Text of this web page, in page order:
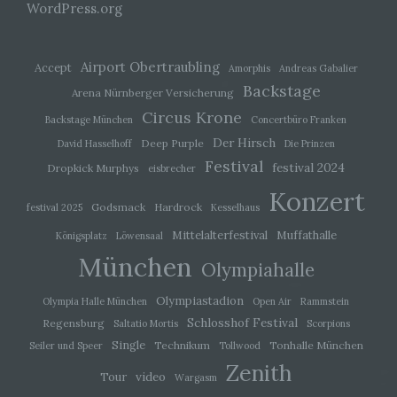
WordPress.org
Accept Airport Obertraubling Amorphis Andreas Gabalier
Arena Nürnberger Versicherung Backstage
Backstage München Circus Krone
Concertbüro Franken
David Hasselhoff
Deep Purple Der Hirsch Die Prinzen
Dropkick Murphys eisbrecher Festival festival 2024
festival 2025 Godsmack Hardrock Kesselhaus Konzert
Königsplatz Löwensaal Mittelalterfestival Muffathalle
München Olympiahalle
Olympia Halle München Olympiastadion Open Air Rammstein
Regensburg Saltatio Mortis Schlosshof Festival
Scorpions
Seiler und Speer
Single Technikum Tollwood Tonhalle München
Tour video Wargasm Zenith
zugeordnet werden können, sofern diese
zusätzlichen Informationen gesondert aufbewahrt
die personenbezogenen Daten nicht einer
identifizierten oder identifizierbaren natürlichen
Person zugewiesen werden.
g) Verantwortlicher oder für die
Verarbeitung Verantwortlicher
Verantwortlicher oder für die Verarbeitung
Person, Behörde, Einrichtung oder andere Stelle,
die allein oder gemeinsam mit anderen über die
Zwecke und Mittel der Verarbeitung von
personenbezogenen Daten entscheidet. Sind die
Unionsrecht oder das Recht der Mitgliedstaaten
vorgegeben, so kann der Verantwortliche
beziehungsweise können die bestimmten
Kriterien seiner Benennung nach dem
Unionsrecht oder dem Recht der Mitgliedstaaten
vorgesehen werden.